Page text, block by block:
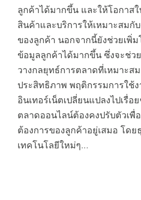
ลูกค้าได้มากขึ้น และให้โอกาส
สินค้าและบริการให้เหมาะสมกั
ของลูกค้า นอกจากนี้ยังช่วยเพิ่ม
ข้อมูลลูกค้าได้มากขึ้น ซึ่งจะช่ว
วางกลยุทธ์การตลาดที่เหมาะส
ประสิทธิภาพ พฤติกรรมการใช้
อินเทอร์เน็ตเปลี่ยนแปลงไปเรื่อ
ตลาดออนไลน์ต้องคงปรับตัวเพื่
ต้องการของลูกค้าอยู่เสมอ โดย
เทคโนโลยีใหม่ๆ...